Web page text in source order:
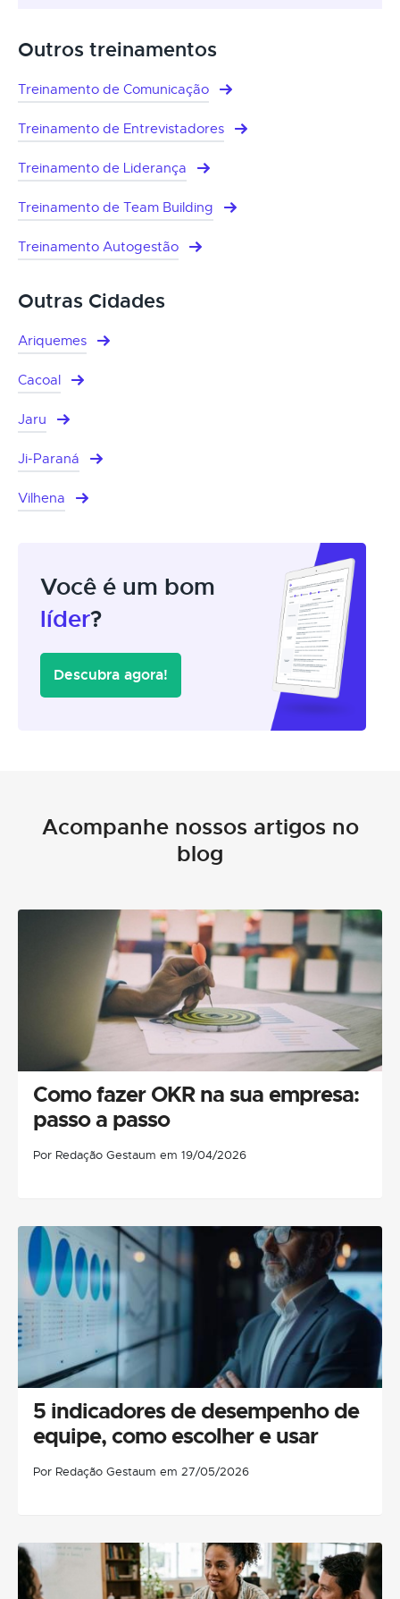
Outros treinamentos
Treinamento de Comunicação
Treinamento de Entrevistadores
Treinamento de Liderança
Treinamento de Team Building
Treinamento Autogestão
Outras Cidades
Ariquemes
Cacoal
Jaru
Ji-Paraná
Vilhena
Você é um bom
líder?
Descubra agora!
Acompanhe nossos artigos no
blog
Como fazer OKR na sua empresa:
passo a passo
Por Redação Gestaum em 19/04/2026
5 indicadores de desempenho de
equipe, como escolher e usar
Por Redação Gestaum em 27/05/2026